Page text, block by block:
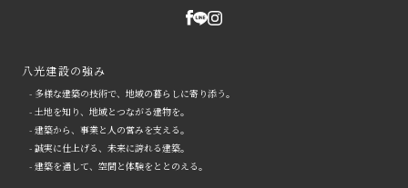
八光建設の強み
- 多様な建築の技術で、地域の暮らしに寄り添う。
- 土地を知り、地域とつながる建物を。
- 建築から、事業と人の営みを支える。
- 誠実に仕上げる、未来に誇れる建築。
- 建築を通して、空間と体験をととのえる。